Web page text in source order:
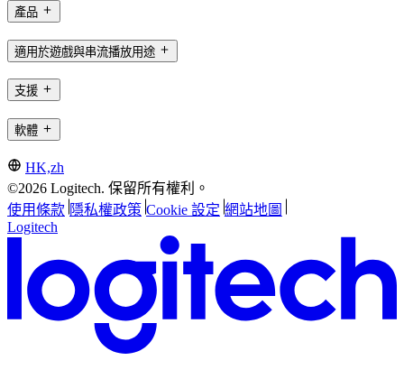
產品
適用於遊戲與串流播放用途
支援
軟體
HK,zh
©2026 Logitech. 保留所有權利。
使用條款 隱私權政策 Cookie 設定 網站地圖
Logitech